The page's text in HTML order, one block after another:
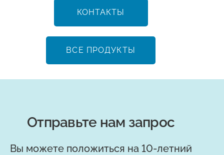
КОНТАКТЫ
ВСЕ ПРОДУКТЫ
Отправьте нам запрос
Вы можете положиться на 10-летний